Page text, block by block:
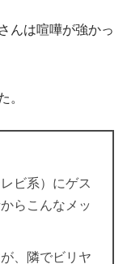
んは喧嘩が強かっ
。
ビ系）にゲス
らこんなメッ
、隣でビリヤ